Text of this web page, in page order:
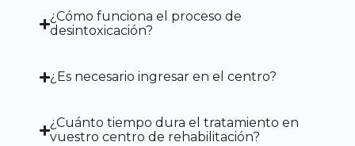
¿Cómo funciona el proceso de
desintoxicación?
¿Es necesario ingresar en el centro?
¿Cuánto tiempo dura el tratamiento en
vuestro centro de rehabilitación?